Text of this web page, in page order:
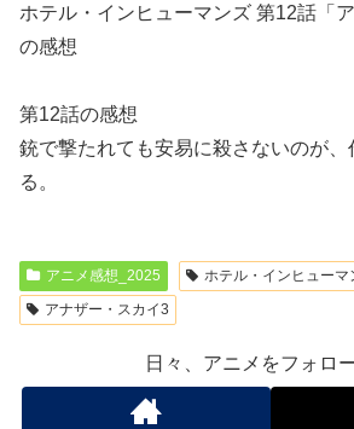
ホテル・インヒューマンズ 第12話「
の感想
第12話の感想
銃で撃たれても安易に殺さないのが、
る。
アニメ感想_2025
ホテル・インヒューマ
アナザー・スカイ3
日々、アニメをフォロ